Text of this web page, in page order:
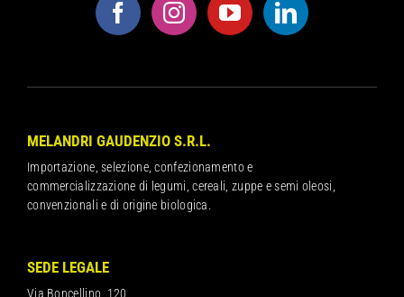
MELANDRI GAUDENZIO S.R.L.
Importazione, selezione, confezionamento e
commercializzazione di legumi, cereali, zuppe e semi oleosi,
convenzionali e di origine biologica.
SEDE LEGALE
Via Boncellino, 120